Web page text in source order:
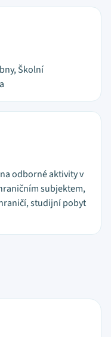
Školní
odborné aktivity v
subjektem,
studijní pobyt